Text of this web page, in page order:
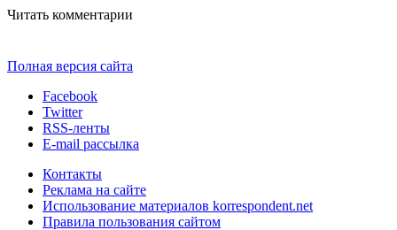
Читать комментарии
Полная версия сайта
Facebook
Twitter
RSS-ленты
E-mail рассылка
Контакты
Реклама на сайте
Использование материалов korrespondent.net
Правила пользования сайтом